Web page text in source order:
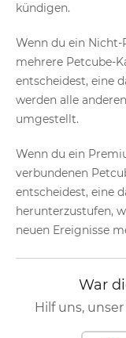
kündigen.
Wenn du ein
mehrere Petcube-
entscheidest, eine
werden alle
umgestellt.
Wenn du ein
verbundenen
entscheidest, eine
herunterzustufen,
neuen Ereignisse
War
Hilf uns,